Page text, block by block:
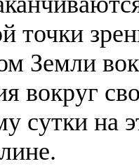
точки
Земли
вокруг
сутки на